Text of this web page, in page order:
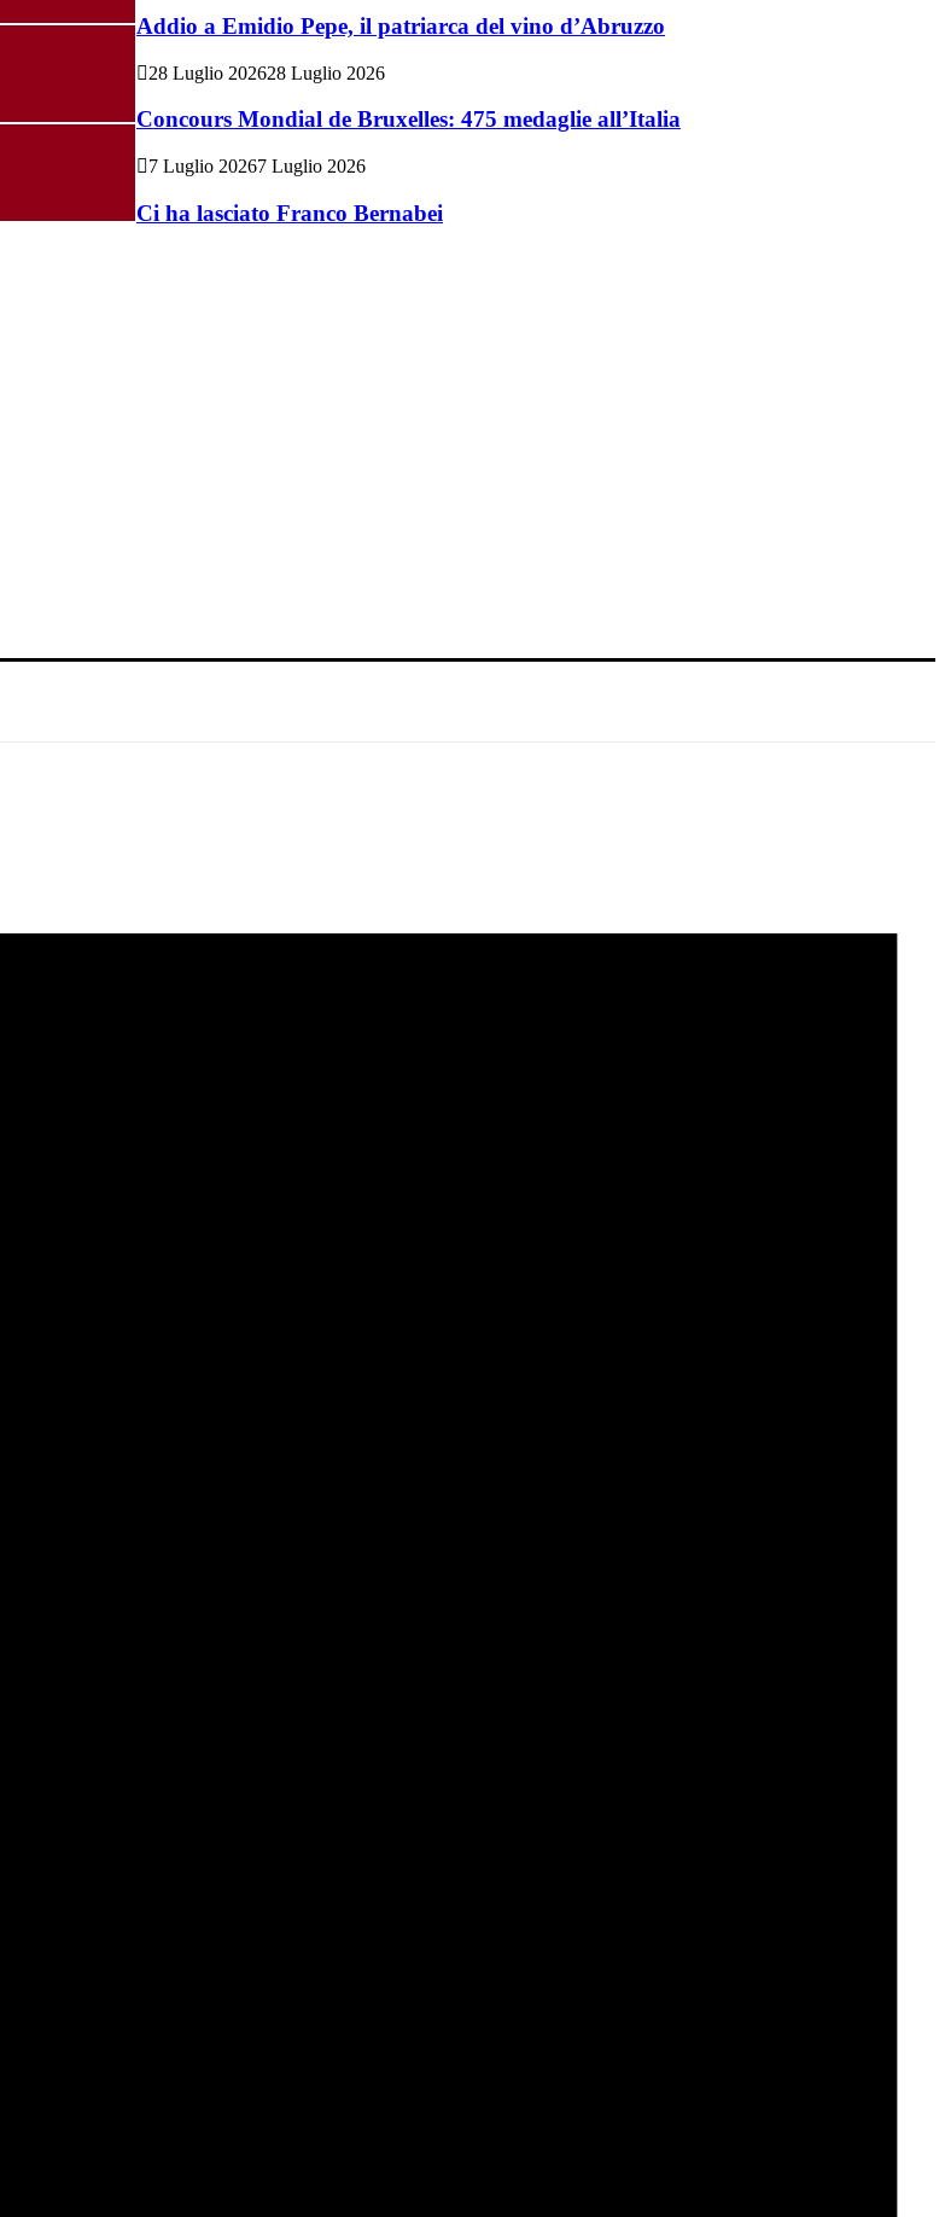
Addio a Emidio Pepe, il patriarca del vino d’Abruzzo
28 Luglio 202628 Luglio 2026
Concours Mondial de Bruxelles: 475 medaglie all’Italia
7 Luglio 20267 Luglio 2026
Ci ha lasciato Franco Bernabei